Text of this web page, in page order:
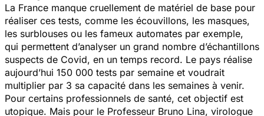
La France manque cruellement de matériel de base pour
réaliser ces tests, comme les écouvillons, les masques,
les surblouses ou les fameux automates par exemple,
qui permettent d’analyser un grand nombre d’échantillons
suspects de Covid, en un temps record. Le pays réalise
aujourd’hui 150 000 tests par semaine et voudrait
multiplier par 3 sa capacité dans les semaines à venir.
Pour certains professionnels de santé, cet objectif est
utopique. Mais pour le Professeur Bruno Lina, virologue